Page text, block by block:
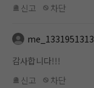
신고
차단
me_1331951313
감사합니다!!!
신고
차단